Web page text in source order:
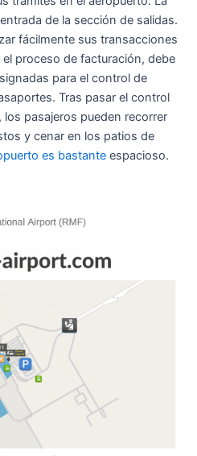
de la sección de salidas.
fácilmente sus transacciones
proceso de facturación, debe
para el control de
Tras pasar el control
pasajeros pueden recorrer
y cenar en los patios de
es bastante espacioso.